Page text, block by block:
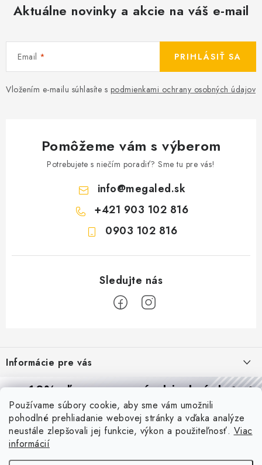
Používame súbory cookie, aby sme vám umožnili
pohodlné prehliadanie webovej stránky a vďaka analýze
neustále zlepšovali jej funkcie, výkon a použiteľnosť. Viac
informácií
Aktuálne novinky a akcie na váš e-mail
Email
Vložením e-mailu súhlasíte s podmienkami ochrany osobných údajov
PRIHLÁSIŤ SA
Pomôžeme vám s výberom
Potrebujete s niečím poradiť? Sme tu pre vás!
info@megaled.sk
+421 903 102 816
0903 102 816
p
ä
Informácie pre vás
Reklamácie a formulár na odstúpenie od zmluvy
Obchodné podmienky
Podmienky ochrany osobných údajov
O nás - MEGALED & JANTON Zákamenné
Blog
PIR vs. mikrovlnný senzor: ktorý je lepší a kedy ho použiť? +
vysvetlenie daylight senzoru
10% zľavana prvú objednávku
Prihláste sa azískajtezľavu aj praktické tipy,vďaka ktorým
budete svietiť lepšie a platiť menej.